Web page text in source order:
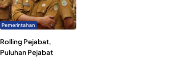
Pemerintahan
Rolling Pejabat,
Puluhan Pejabat